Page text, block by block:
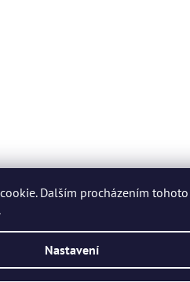
Dalším procházením
Nastavení